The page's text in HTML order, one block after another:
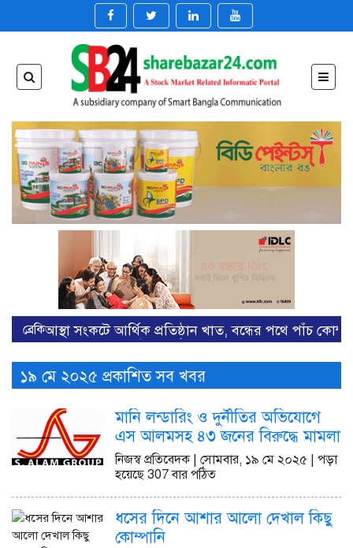
ব্রেকিং
>>
আস্থা সংকটে আর্থিক প্রতিষ্ঠান খাত, বন্ধের পথে পাঁচ
আস্থা সংকটে আর্থিক প্রতিষ্ঠান খাত, বন্ধের পথে পাঁচ
১৯ মে ২০২৫ প্রকাশিত সব খবর
মানি লন্ডারিং ও দুর্নীতির অভিযোগে
এস আলমসহ ৪৩ জনের বিরুদ্ধে মামলা
নিজস্ব প্রতিবেদক | সোমবার, ১৯ মে ২০২৫ | পড়া
হয়েছে 307 বার পঠিত
ধসের দিনে আশার আলো দেখাল কিছু
কোম্পানি